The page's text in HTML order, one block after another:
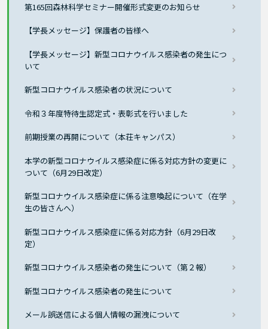
第165回森林科学セミナー開催形式変更のお知らせ
【学長メッセージ】保護者の皆様へ
【学長メッセージ】新型コロナウイルス感染者の発生につ
いて
新型コロナウイルス感染者の状況について
令和３年度特待生認定式・表彰式を行いました
前期授業の再開について（本荘キャンパス）
本学の新型コロナウイルス感染症に係る対応方針の変更に
ついて（6月29日改定）
新型コロナウイルス感染症に係る注意喚起について（在学
生の皆さんへ）
新型コロナウイルス感染症に係る対応方針（6月29日改
定）
新型コロナウイルス感染者の発生について（第２報）
新型コロナウイルス感染者の発生について
メール誤送信による個人情報の漏洩について